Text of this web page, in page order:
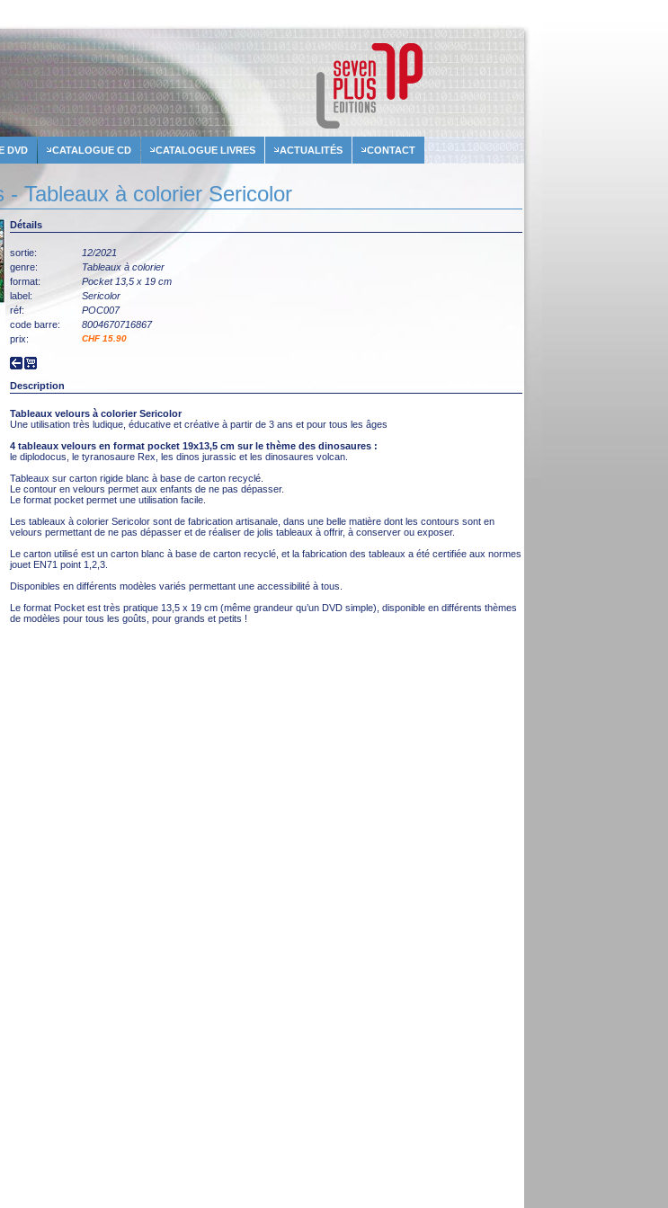
DVD CATALOGUE CD CATALOGUE LIVRES ACTUALITÉS CONTACT
- Tableaux à colorier Sericolor
Détails
sortie:
12/2021
genre:
Tableaux à colorier
format:
Pocket 13,5 x 19 cm
label:
Sericolor
réf:
POC007
code barre:
8004670716867
prix:
CHF 15.90
Description
Tableaux velours à colorier Sericolor
Une utilisation très ludique, éducative et créative à partir de 3 ans et pour tous les âges
4 tableaux velours en format pocket 19x13,5 cm sur le thème des dinosaures :
le diplodocus, le tyranosaure Rex, les dinos jurassic et les dinosaures volcan.
Tableaux sur carton rigide blanc à base de carton recyclé.
Le contour en velours permet aux enfants de ne pas dépasser.
Le format pocket permet une utilisation facile.
Les tableaux à colorier Sericolor sont de fabrication artisanale, dans une belle matière dont les contours sont en
velours permettant de ne pas dépasser et de réaliser de jolis tableaux à offrir, à conserver ou exposer.
Le carton utilisé est un carton blanc à base de carton recyclé, et la fabrication des tableaux a été certifiée aux normes
jouet EN71 point 1,2,3.
Disponibles en différents modèles variés permettant une accessibilité à tous.
Le format Pocket est très pratique 13,5 x 19 cm (même grandeur qu’un DVD simple), disponible en différents thèmes
de modèles pour tous les goûts, pour grands et petits !